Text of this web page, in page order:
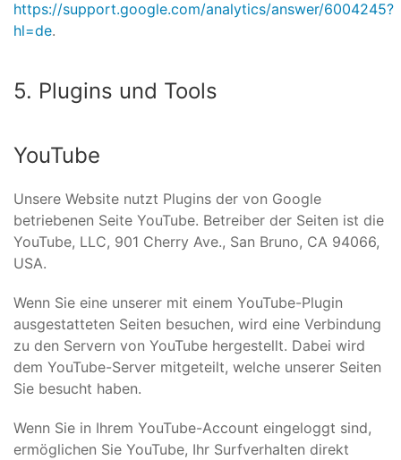
https://support.google.com/analytics/answer/6004245?
hl=de.
5. Plugins und Tools
YouTube
Unsere Website nutzt Plugins der von Google
betriebenen Seite YouTube. Betreiber der Seiten ist die
YouTube, LLC, 901 Cherry Ave., San Bruno, CA 94066,
USA.
Wenn Sie eine unserer mit einem YouTube-Plugin
ausgestatteten Seiten besuchen, wird eine Verbindung
zu den Servern von YouTube hergestellt. Dabei wird
dem YouTube-Server mitgeteilt, welche unserer Seiten
Sie besucht haben.
Wenn Sie in Ihrem YouTube-Account eingeloggt sind,
ermöglichen Sie YouTube, Ihr Surfverhalten direkt